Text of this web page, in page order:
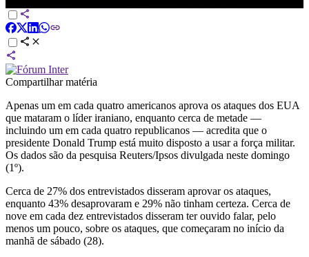
Compartilhar matéria
Apenas um em cada quatro americanos aprova os ataques dos EUA
que mataram o líder iraniano, enquanto cerca de metade —
incluindo um em cada quatro republicanos — acredita que o
presidente Donald Trump está muito disposto a usar a força militar.
Os dados são da pesquisa Reuters/Ipsos divulgada neste domingo
(1º).
Cerca de 27% dos entrevistados disseram aprovar os ataques,
enquanto 43% desaprovaram e 29% não tinham certeza. Cerca de
nove em cada dez entrevistados disseram ter ouvido falar, pelo
menos um pouco, sobre os ataques, que começaram no início da
manhã de sábado (28).